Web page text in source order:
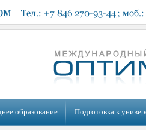
образование Подготовка к